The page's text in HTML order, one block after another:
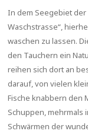
In dem Seegebiet
Waschstrasse“,
waschen zu lassen.
den Tauchern ein
reihen sich dort an
darauf, von vielen
Fische knabbern den
Schuppen, mehrmals
Schwärmen der